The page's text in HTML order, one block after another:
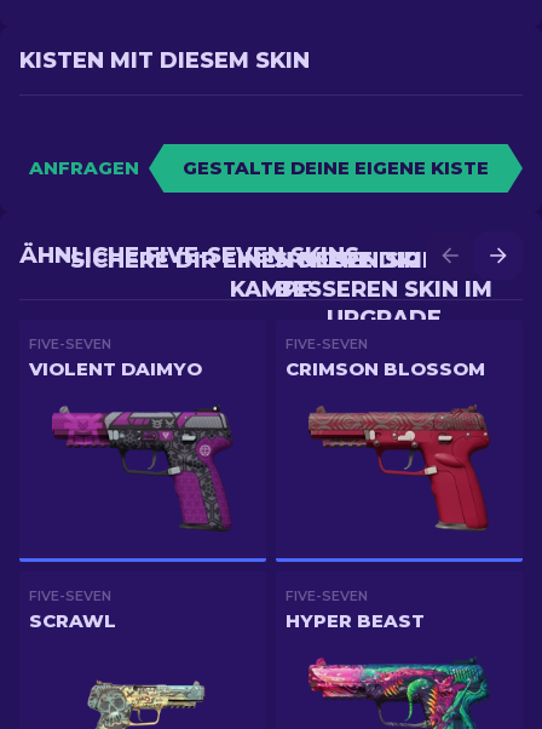
KISTEN MIT DIESEM SKIN
ANFRAGEN GESTALTE DEINE EIGENE KISTE
SICHERE DIR EINEN
BESSEREN SKIN IM
UPGRADE
SICHERE DIR EINEN NEUEN SKIN IM
KAMPF
ÄHNLICHE FIVE-SEVEN SKINS
FIVE-SEVEN
VIOLENT DAIMYO
FIVE-SEVEN
CRIMSON BLOSSOM
FIVE-SEVEN
SCRAWL
FIVE-SEVEN
HYPER BEAST